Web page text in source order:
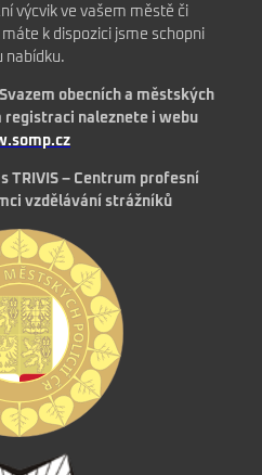
výcvik ve vašem městě či
k dispozici jsme schopni
nabídku.
obecních a městských
registraci naleznete i webu
TRIVIS – Centrum profesní
vzdělávání strážníků